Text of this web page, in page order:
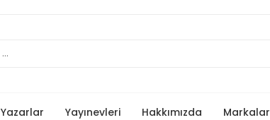
Yazarlar Yayınevleri Hakkımızda Markalar